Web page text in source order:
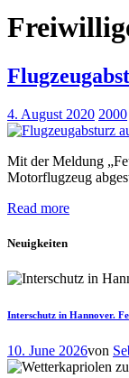
4. August 2020 2000
Mit der Meldung
Motorflugzeug
Read more
Neuigkeiten
Interschutz in Hannover.
10. June 2026von